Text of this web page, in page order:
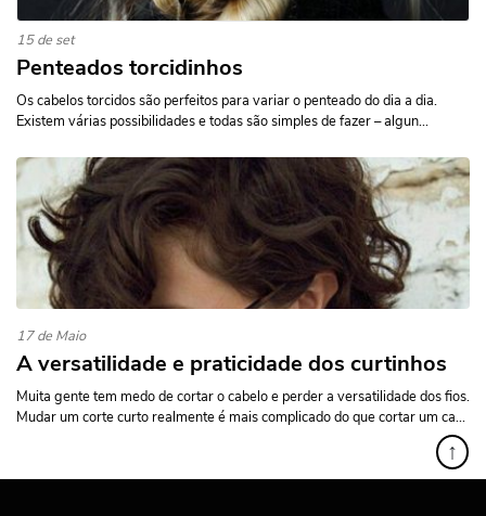
15 de set
Penteados torcidinhos
Os cabelos torcidos são perfeitos para variar o penteado do dia a dia.
Existem várias possibilidades e todas são simples de fazer – algun...
17 de Maio
A versatilidade e praticidade dos curtinhos
Muita gente tem medo de cortar o cabelo e perder a versatilidade dos fios.
Mudar um corte curto realmente é mais complicado do que cortar um ca...
↑